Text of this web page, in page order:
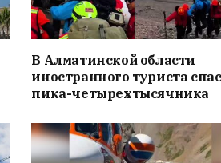
В Алматинской области
иностранного туриста
пика-четырехтысячника